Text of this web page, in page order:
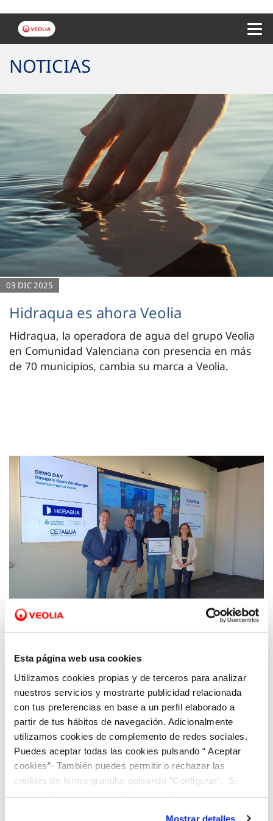
Esta página web usa cookies
Utilizamos cookies propias y de terceros para analizar
nuestros servicios y mostrarte publicidad relacionada
con tus preferencias en base a un perfil elaborado a
partir de tus hábitos de navegación. Adicionalmente
utilizamos cookies de complemento de redes sociales.
Puedes aceptar todas las cookies pulsando “ Aceptar
cookies”· También puedes permitir o rechazar las
cookies de forma granular pulsando “Configurar”. Si
Mostrar detalles
NOTICIAS
03 DIC 2025
Hidraqua es ahora Veolia
Hidraqua, la operadora de agua del grupo Veolia
en Comunidad Valenciana con presencia en más
de 70 municipios, cambia su marca a Veolia.
08 ABR 2025
Dinapsis Open Challenge València Capital
Verde